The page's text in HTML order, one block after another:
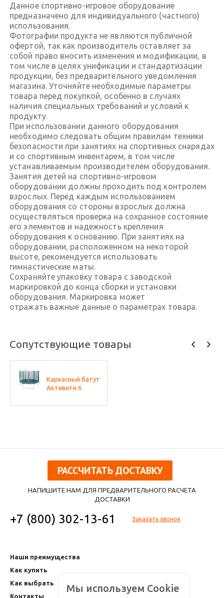
Данное спортивно-игровое оборудование
предназначено для индивидуального (частного)
использования.
Фотографии продукта не являются публичной
офертой, так как производитель оставляет за
собой право вносить изменения и модификации, в
том числе в целях унификации и стандартизации
продукции, без предварительного уведомления
магазина. Уточняйте необходимые параметры
товара перед покупкой, особенно в случаях
наличия специальных требований и условий к
продукту.
При использовании данного оборудования
необходимо следовать общим правилам техники
безопасности при занятиях на спортивных снарядах
и со спортивным инвентарем, в том числе
устанавливаемым производителем оборудования.
Занятия детей на спортивно-игровом
оборудовании должны проходить под контролем
взрослых. Перед каждым использованием
оборудования со стороны взрослых должна
осуществляться проверка на сохранное состояние
его элементов и надежность крепления
оборудования к основанию. При занятиях на
оборудовании, расположенном на некоторой
высоте, рекомендуется использовать
гимнастические маты.
Сохраняйте упаковку товара с заводской
маркировкой до конца сборки и установки
оборудования. Маркировка может
отражать важные данные о параметрах товара.
Сопутствующие товары
Каркасный батут
Активити 6
РАССЧИТАТЬ ДОСТАВКУ
НАПИШИТЕ НАМ ДЛЯ ПРЕДВАРИТЕЛЬНОГО РАСЧЕТА
ДОСТАВКИ
+7 (800) 302-13-61 Заказать звонок
Наши преимущества
Как купить
Как выбрать
Контакты
Мы используем Cookie